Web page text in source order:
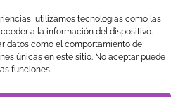
utilizamos tecnologías como las
a la información del dispositivo.
datos como el comportamiento de
únicas en este sitio. No aceptar puede
funciones.
American